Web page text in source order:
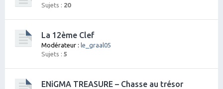
Sujets : 20
La 12ème Clef
Modérateur : le_graal05
Sujets : 5
ENiGMA TREASURE – Chasse au trésor